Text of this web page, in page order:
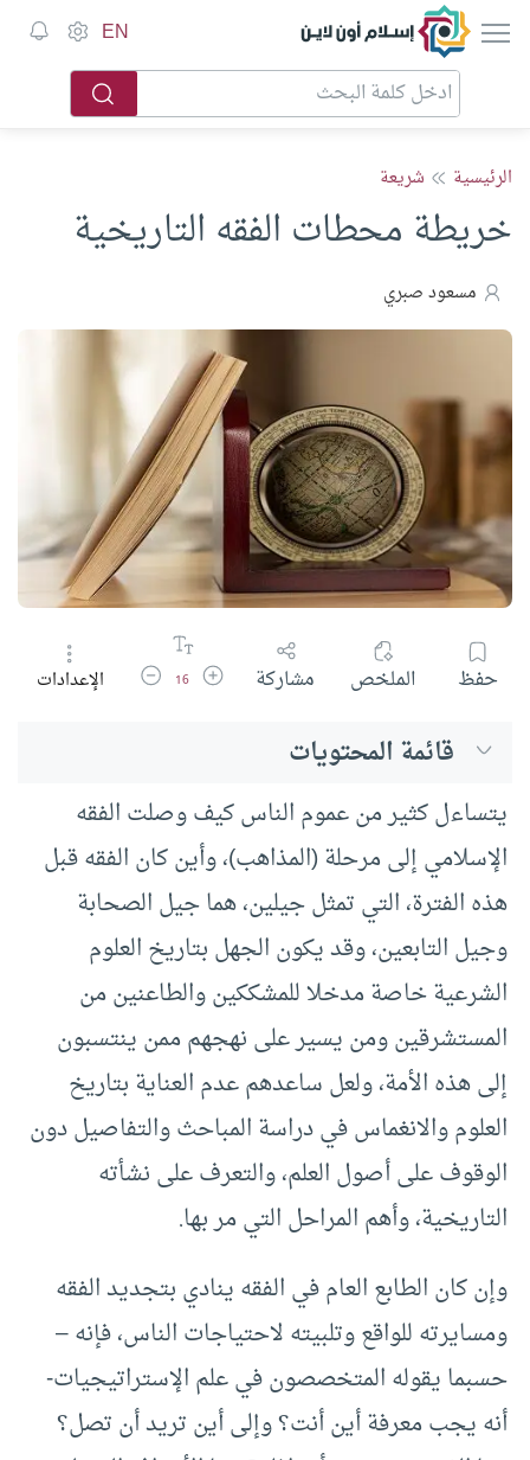
إسلام أون لاين EN
الرئيسية شريعة
خريطة محطات الفقه التاريخية
مسعود صبري
حفظ الملخص مشاركة زيادة حجم الخط
16 تقليل حجم الخط
الإعدادات
قائمة المحتويات
يتساءل كثير من عموم الناس كيف وصلت الفقه
الإسلامي إلى مرحلة (المذاهب)، وأين كان الفقه قبل
هذه الفترة، التي تمثل جيلين، هما جيل الصحابة
وجيل التابعين، وقد يكون الجهل بتاريخ العلوم
الشرعية خاصة مدخلا للمشككين والطاعنين من
المستشرقين ومن يسير على نهجهم ممن ينتسبون
إلى هذه الأمة، ولعل ساعدهم عدم العناية بتاريخ
العلوم والانغماس في دراسة المباحث والتفاصيل دون
الوقوف على أصول العلم، والتعرف على نشأته
التاريخية، وأهم المراحل التي مر بها.
وإن كان الطابع العام في الفقه ينادي بتجديد الفقه
ومسايرته للواقع وتلبيته لاحتياجات الناس، فإنه –
حسبما يقوله المتخصصون في علم الإستراتيجيات-
أنه يجب معرفة أين أنت؟ وإلى أين تريد أن تصل؟